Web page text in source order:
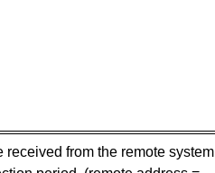
received from the remote system